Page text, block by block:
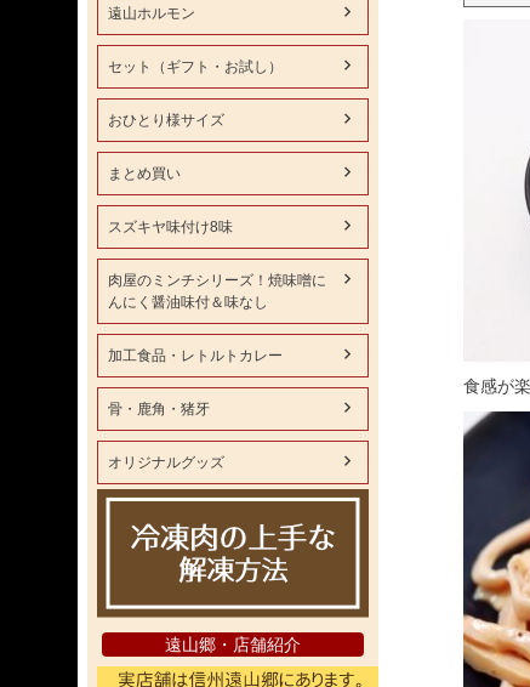
遠山ホルモン
セット（ギフト・お試し）
おひとり様サイズ
まとめ買い
スズキヤ味付け8味
肉屋のミンチシリーズ！焼味噌に
んにく醤油味付＆味なし
加工食品・レトルトカレー
骨・鹿角・猪牙
オリジナルグッズ
遠山郷・店舗紹介
食感が